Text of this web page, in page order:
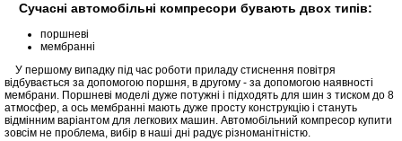
Сучасні автомобільні компресори бувають двох типів:
поршневі
мембранні
У першому випадку під час роботи приладу стиснення повітря
відбувається за допомогою поршня, в другому - за допомогою наявності
мембрани. Поршневі моделі дуже потужні і підходять для шин з тиском до 8
атмосфер, а ось мембранні мають дуже просту конструкцію і стануть
відмінним варіантом для легкових машин. Автомобільний компресор купити
зовсім не проблема, вибір в наші дні радує різноманітністю.